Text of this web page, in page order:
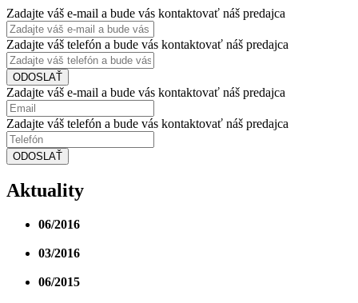
Zadajte váš e-mail a bude vás kontaktovať náš predajca
Zadajte váš telefón a bude vás kontaktovať náš predajca
ODOSLAŤ
Zadajte váš e-mail a bude vás kontaktovať náš predajca
Zadajte váš telefón a bude vás kontaktovať náš predajca
ODOSLAŤ
Aktuality
06/2016
03/2016
06/2015